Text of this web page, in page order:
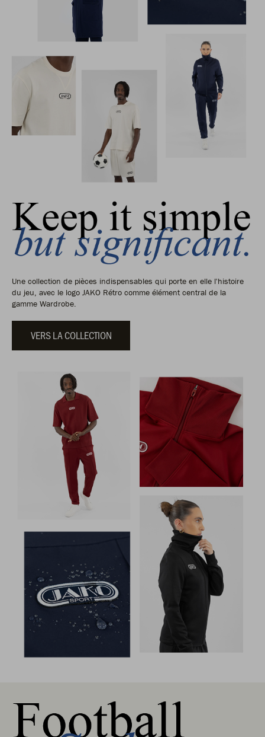
Une collection de pièces indispensables qui porte en elle l'histoire
du jeu, avec le logo JAKO Rétro comme élément central de la
gamme Wardrobe.
VERS LA COLLECTION